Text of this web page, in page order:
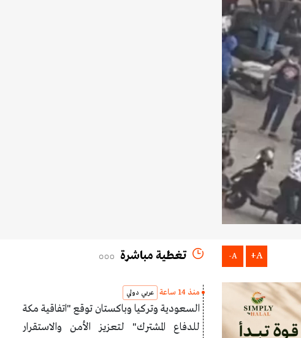
A+
A- تغطية مباشرة
منذ 14 ساعة عربي دولي
السعودية وتركيا وباكستان توقع "اتفاقية مكة
للدفاع المشترك" لتعزيز الأمن والاستقرار